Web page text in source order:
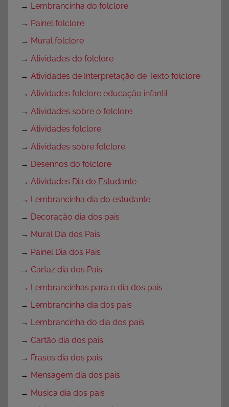
→ Lembrancinha do folclore
→ Painel folclore
→ Mural folclore
→ Atividades do folclore
→ Atividades de Interpretação de Texto folclore
→ Atividades folclore educação infantil
→ Atividades sobre o folclore
→ Atividades folclore
→ Atividades sobre folclore
→ Desenhos do folclore
→ Atividades Dia do Estudante
→ Lembrancinha dia do estudante
→ Decoração dia dos pais
→ Mural Dia dos Pais
→ Painel Dia dos Pais
→ Cartaz dia dos Pais
→ Lembrancinhas para o dia dos pais
→ Lembrancinha dia dos pais
→ Lembrancinha do dia dos pais
→ Cartão dia dos pais
→ Frases dia dos pais
→ Mensagem dia dos pais
→ Musica dia dos pais